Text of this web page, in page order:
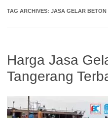
TAG ARCHIVES: JASA GELAR BETON
Harga Jasa
Tangerang